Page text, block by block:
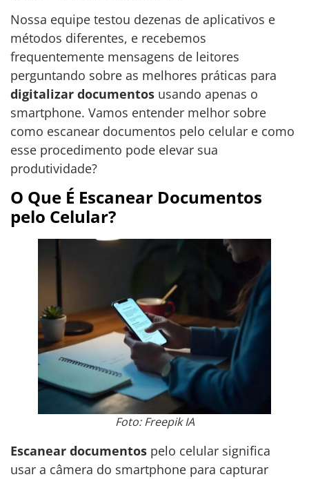
Nossa equipe testou dezenas de aplicativos e
métodos diferentes, e recebemos
frequentemente mensagens de leitores
perguntando sobre as melhores práticas para
digitalizar documentos usando apenas o
smartphone. Vamos entender melhor sobre
como escanear documentos pelo celular e como
esse procedimento pode elevar sua
produtividade?
O Que É Escanear Documentos
pelo Celular?
Foto: Freepik IA
Escanear documentos pelo celular significa
usar a câmera do smartphone para capturar